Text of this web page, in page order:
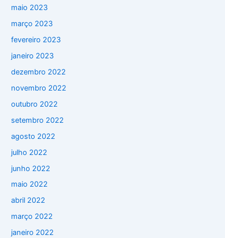
maio 2023
março 2023
fevereiro 2023
janeiro 2023
dezembro 2022
novembro 2022
outubro 2022
setembro 2022
agosto 2022
julho 2022
junho 2022
maio 2022
abril 2022
março 2022
janeiro 2022